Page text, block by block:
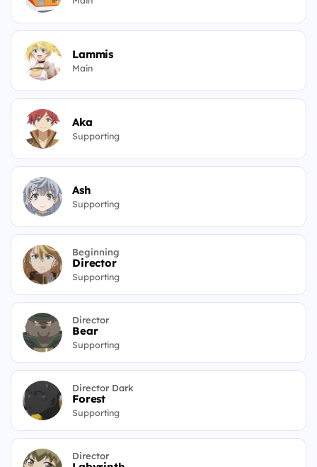
Lammis
Main
Aka
Supporting
Ash
Supporting
Beginning
Director
Supporting
Director
Bear
Supporting
Director Dark
Forest
Supporting
Director